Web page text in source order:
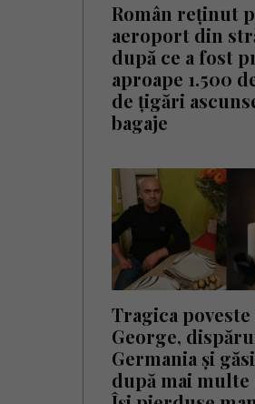
Român reținut
aeroport din
după ce a fost
aproape 1.500
de țigări
bagaje
Tragica
George,
Germania și
după mai multe